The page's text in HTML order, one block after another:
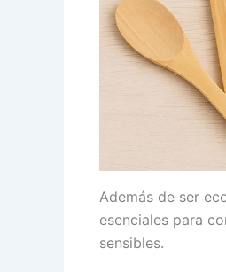
Además de ser
esenciales para
sensibles.